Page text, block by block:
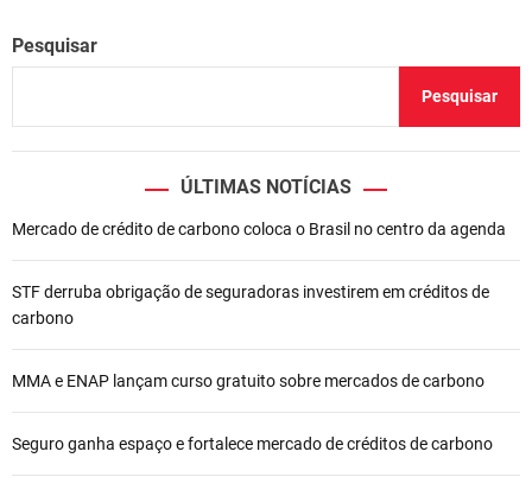
a
ã
d
e
P
o
t
Pesquisar
Pesquisar
ÚLTIMAS NOTÍCIAS
Mercado de crédito de carbono coloca o Brasil no centro da agenda
STF derruba obrigação de seguradoras investirem em créditos de
carbono
MMA e ENAP lançam curso gratuito sobre mercados de carbono
Seguro ganha espaço e fortalece mercado de créditos de carbono